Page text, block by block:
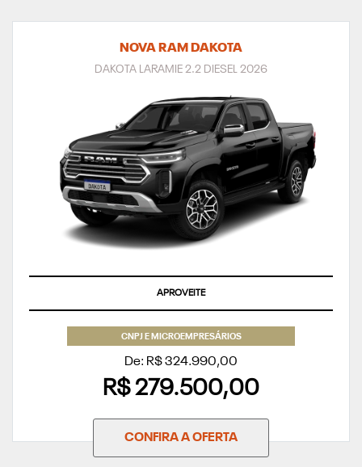
NOVA RAM DAKOTA
DAKOTA LARAMIE 2.2 DIESEL 2026
APROVEITE
CNPJ E MICROEMPRESÁRIOS
De: R$ 324.990,00
R$ 279.500,00
CONFIRA A OFERTA